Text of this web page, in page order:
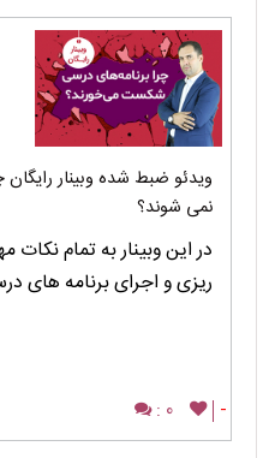
ویدئو ضبط شده وبینار رایگان
نمی شوند؟
در این وبینار به تمام
ریزی و اجرای برنامه های
-
0 :